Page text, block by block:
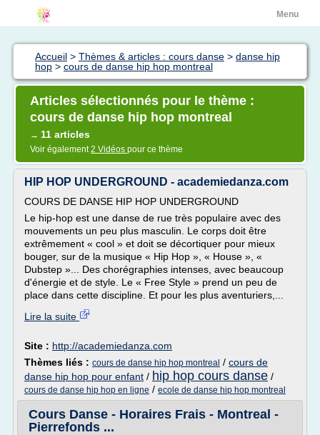
Menu
Accueil > Thèmes & articles : cours danse > danse hip
hop > cours de danse hip hop montreal
Articles sélectionnés pour le thème :
cours de danse hip hop montreal
→ 11 articles
Voir également2 Vidéos pour ce thème
HIP HOP UNDERGROUND - academiedanza.com
COURS DE DANSE HIP HOP UNDERGROUND
Le hip-hop est une danse de rue très populaire avec des
mouvements un peu plus masculin. Le corps doit être
extrêmement « cool » et doit se décortiquer pour mieux
bouger, sur de la musique « Hip Hop », « House », «
Dubstep »... Des chorégraphies intenses, avec beaucoup
d'énergie et de style. Le « Free Style » prend un peu de
place dans cette discipline. Et pour les plus aventuriers,...
Lire la suite
Site : http://academiedanza.com
Thèmes liés : cours de danse hip hop montreal / cours de
danse hip hop pour enfant / hip hop cours danse /
cours de danse hip hop en ligne / ecole de danse hip hop montreal
Cours Danse - Horaires Frais - Montreal -
Pierrefonds ...